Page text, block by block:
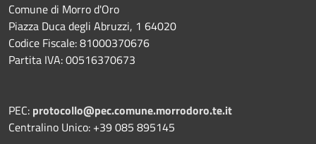
Comune di Morro d'Oro
Piazza Duca degli Abruzzi, 1 64020
Codice Fiscale: 81000370676
Partita IVA: 00516370673
PEC: protocollo@pec.comune.morrodoro.te.it
Centralino Unico: +39 085 895145